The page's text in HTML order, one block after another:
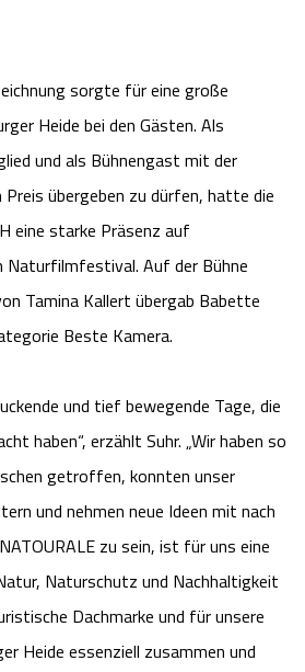
sorgte für eine große
Heide bei den Gästen. Als
und als Bühnengast mit der
Preis übergeben zu dürfen, hatte die
eine starke Präsenz auf
Auf der Bühne
Tamina Kallert übergab Babette
Beste Kamera.
und tief bewegende Tage, die
haben“, erzählt Suhr. „Wir haben so
getroffen, konnten unser
und nehmen neue Ideen mit nach
zu sein, ist für uns eine
Naturschutz und Nachhaltigkeit
Dachmarke und für unsere
Heide essenziell zusammen und